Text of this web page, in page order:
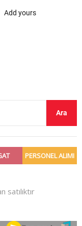
Add yours
Ara